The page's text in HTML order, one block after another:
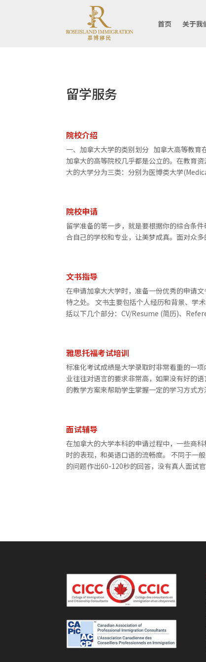
首页 关于我
留学服务
院校介绍
一、加拿大大学的类别划分 加拿大高等教育
加拿大的高等院校几乎都是公立的。在教育
大的大学分为三类：分别为医博类大学
院校申请
留学准备的第一步，就是要根据你的综合条
合自己的学校和专业，让美梦成真。面对众
文书指导
在申请加拿大大学时，准备一份优秀的申请
特之处。 文书主要包括个人经历和背景、学
括以下几个部分：CV/Resume (简历)、
雅思托福考试培训
标准化考试成绩是大学录取时非常看重的一
业往往对语言的要求非常高，如果没有好的
的教学方案来帮助学生掌握一定的学习方式
面试辅导
在加拿大的大学本科的申请过程中，一些商
时的表现，和英语口语的流畅度。 不同于一
的问题作出60-120秒的回答，没有真人面试